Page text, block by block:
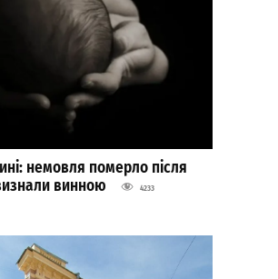
немовля померло після
винною
4233